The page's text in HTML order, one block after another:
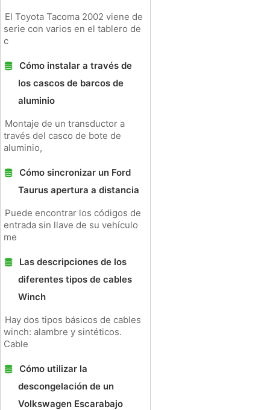
El Toyota Tacoma 2002 viene de
serie con varios en el tablero de
c
Cómo instalar a través de
los cascos de barcos de
aluminio
Montaje de un transductor a
través del casco de bote de
aluminio,
Cómo sincronizar un Ford
Taurus apertura a distancia
Puede encontrar los códigos de
entrada sin llave de su vehículo
me
Las descripciones de los
diferentes tipos de cables
Winch
Hay dos tipos básicos de cables
winch: alambre y sintéticos.
Cable
Cómo utilizar la
descongelación de un
Volkswagen Escarabajo